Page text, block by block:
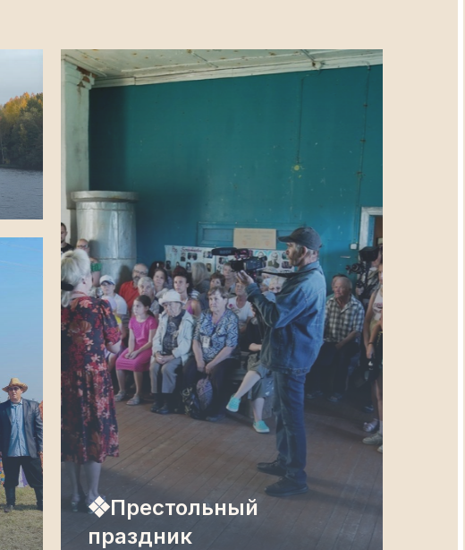
❖Престольный
праздник